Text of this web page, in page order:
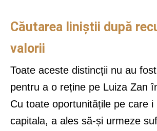
Căutarea liniștii după
valorii
Toate aceste distincții nu au
pentru a o reține pe Luiza Zan
Cu toate oportunitățile pe care i
capitala, a ales să-și urmeze